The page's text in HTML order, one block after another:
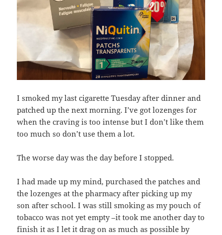
I smoked my last cigarette Tuesday after dinner and
patched up the next morning. I’ve got lozenges for
when the craving is too intense but I don’t like them
too much so don’t use them a lot.
The worse day was the day before I stopped.
I had made up my mind, purchased the patches and
the lozenges at the pharmacy after picking up my
son after school. I was still smoking as my pouch of
tobacco was not yet empty –it took me another day to
finish it as I let it drag on as much as possible by